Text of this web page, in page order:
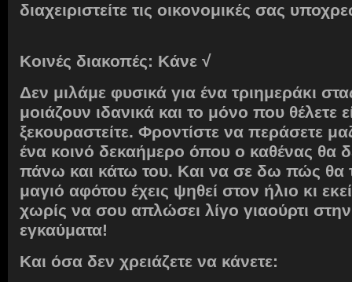
διαχειριστείτε τις οικονομικές σας
Κοινές διακοπές: Κάνε √
Δεν μιλάμε φυσικά για ένα τριημεράκι
μοιάζουν ιδανικά και το μόνο που θέλετε
ξεκουραστείτε. Φροντίστε να περάσετε
ένα κοινό δεκαήμερο όπου ο καθένας θα
πάνω και κάτω του. Και να σε δω πώς θα
μαγιό αφότου έχεις ψηθεί στον ήλιο κι
χωρίς να σου απλώσει λίγο γιαούρτι
εγκαύματα!
Και όσα δεν χρειάζετε να κάνετε: